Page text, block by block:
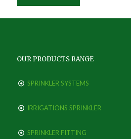
OUR PRODUCTS RANGE
SPRINKLER SYSTEMS
IRRIGATIONS SPRINKLER
SPRINKLER FITTING